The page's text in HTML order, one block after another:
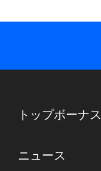
トップボーナス
ニュース